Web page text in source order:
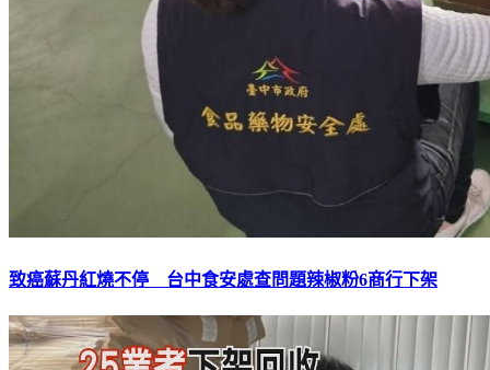
致癌蘇丹紅燒不停 台中食安處查問題辣椒粉6商行下架